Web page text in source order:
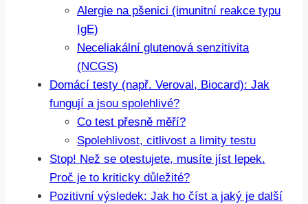
Alergie na pšenici (imunitní reakce typu
IgE)
Neceliakální glutenová senzitivita
(NCGS)
Domácí testy (např. Veroval, Biocard): Jak
fungují a jsou spolehlivé?
Co test přesně měří?
Spolehlivost, citlivost a limity testu
Stop! Než se otestujete, musíte jíst lepek.
Proč je to kriticky důležité?
Pozitivní výsledek: Jak ho číst a jaký je další